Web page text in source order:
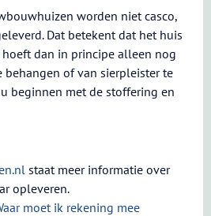
worden niet casco,
Dat betekent dat het huis
dan in principe alleen nog
behangen of van sierpleister te
beginnen met de stoffering en
staat meer informatie over
opleveren.
moet ik rekening mee